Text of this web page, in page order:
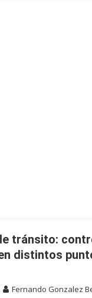
tránsito:
distintos
Fernando Gonzalez